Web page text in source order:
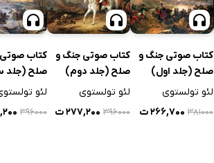
کتاب صوتی جنگ و
صلح (جلد اول)
لئو تولستوی
۳۸۱۰۰۰ ۲۶۶,۷۰۰ ت
کتاب صوتی جنگ و
صلح (جلد دوم)
لئو تولستوی
۳۹۶۰۰۰ ۲۷۷,۲۰۰ ت
کتاب
صلح (جلد
لئو
۳۹۶۰۰۰